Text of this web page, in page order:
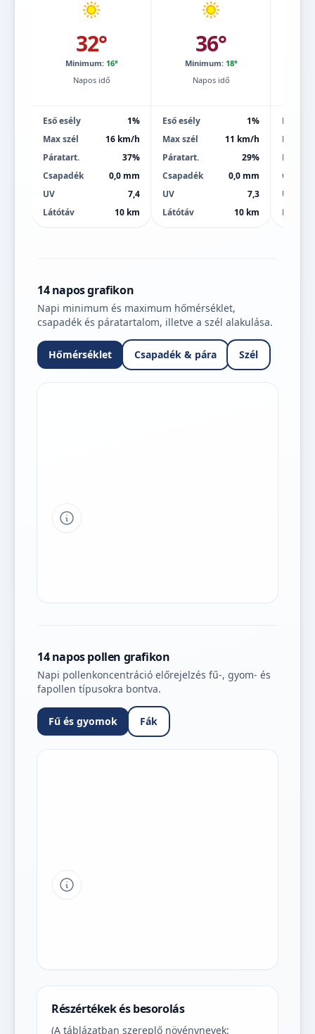
32°
Minimum: 16°
Napos idő
Eső esély
1%
Max szél
16 km/h
Páratart.
37%
Csapadék
0,0 mm
UV
7,4
Látótáv
10 km
36°
Minimum: 18°
Napos idő
Eső esély
1%
Max szél
11 km/h
Páratart.
29%
Csapadék
0,0 mm
UV
7,3
Látótáv
10 km
Eső
Max
UV
Látótáv
14 napos grafikon
Napi minimum és maximum hőmérséklet,
csapadék és páratartalom, illetve a szél alakulása.
Hőmérséklet Csapadék & pára Szél
Tipp a grafikon jelmagyarázatához
14 napos pollen grafikon
Napi pollenkoncentráció előrejelzés fű-, gyom- és
fapollen típusokra bontva.
Fű és gyomok Fák
Tipp a grafikon jelmagyarázatához
Részértékek és besorolás
(A táblázatban szereplő növénynevek: